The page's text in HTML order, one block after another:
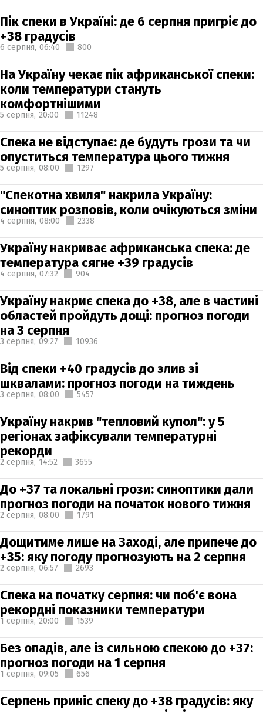
Пік спеки в Україні: де 6 серпня пригріє до
+38 градусів
6 серпня, 06:40 800
На Україну чекає пік африканської спеки:
коли температури стануть
комфортнішими
5 серпня, 20:00 11248
Спека не відступає: де будуть грози та чи
опуститься температура цього тижня
5 серпня, 08:00 1297
"Спекотна хвиля" накрила Україну:
синоптик розповів, коли очікуються зміни
4 серпня, 08:00 2338
Україну накриває африканська спека: де
температура сягне +39 градусів
4 серпня, 07:32 904
Україну накриє спека до +38, але в частині
областей пройдуть дощі: прогноз погоди
на 3 серпня
3 серпня, 09:27 10936
Від спеки +40 градусів до злив зі
шквалами: прогноз погоди на тиждень
3 серпня, 08:00 5457
Україну накрив "тепловий купол": у 5
регіонах зафіксували температурні
рекорди
2 серпня, 14:52 3655
До +37 та локальні грози: синоптики дали
прогноз погоди на початок нового тижня
2 серпня, 08:00 1791
Дощитиме лише на Заході, але припече до
+35: яку погоду прогнозують на 2 серпня
2 серпня, 06:57 2693
Спека на початку серпня: чи поб'є вона
рекордні показники температури
1 серпня, 20:00 1539
Без опадів, але із сильною спекою до +37:
прогноз погоди на 1 серпня
1 серпня, 09:05 656
Серпень приніс спеку до +38 градусів: яку